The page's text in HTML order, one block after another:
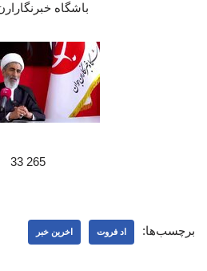
باشگاه
265 33
برچسب‌ها: اد فروت اخرین خبر